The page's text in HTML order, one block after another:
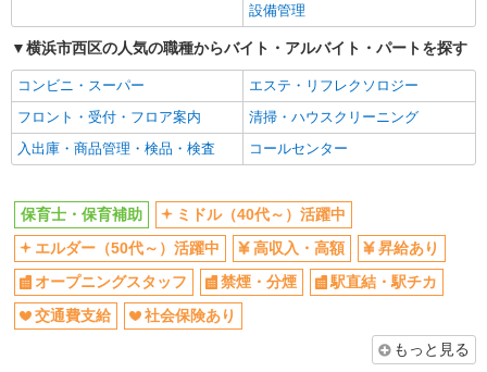
教育・保育
保育士・保育補助
同じ特徴から求人を探す
ミドル（40代～）活躍中
オープニングスタッフ
産休・育休取得実績あり
設備管理
横浜市西区の人気の職種からバイト・アルバイト・パートを探す
コンビニ・スーパー
エステ・リフレクソロジー
フロント・受付・フロア案内
清掃・ハウスクリーニング
入出庫・商品管理・検品・検査
コールセンター
保育士・保育補助
ミドル（40代～）活躍中
エルダー（50代～）活躍中
高収入・高額
昇給あり
オープニングスタッフ
禁煙・分煙
駅直結・駅チカ
交通費支給
社会保険あり
もっと見る